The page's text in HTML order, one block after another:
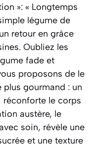
»: « Longtemps
légume de
retour en grâce
Oubliez les
fade et
proposons de le
gourmand : un
le corps
austère, le
soin, révèle une
et une texture